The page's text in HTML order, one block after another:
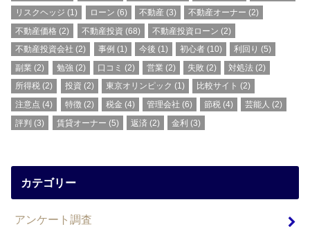
リスクヘッジ (1) ローン (6) 不動産(3) 不動産オーナー (2)
不動産価格 (2) 不動産投資 (68) 不動産投資ローン (2)
不動産投資会社 (2) 事例 (1) 今後 (1) 初心者 (10) 利回り (5)
副業 (2) 勉強 (2) 口コミ (2) 営業 (2) 失敗 (2) 対処法 (2)
所得税 (2) 投資 (2) 東京オリンピック (1) 比較サイト (2)
注意点 (4) 特徴(2) 税金 (4) 管理会社 (6) 節税 (4) 芸能人 (2)
評判 (3) 賃貸オーナー (5) 返済 (2) 金利 (3)
カテゴリー
アンケート調査